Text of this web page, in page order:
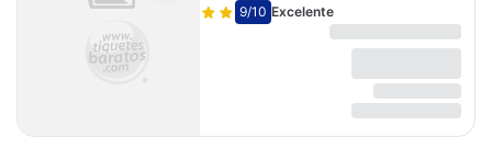
9/10 Excelente